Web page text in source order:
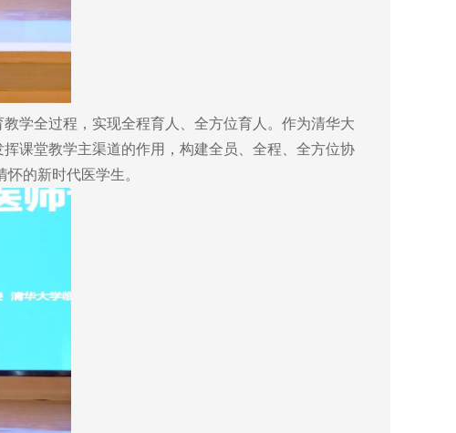
学全过程，实现全程育人、全方位育人。作为清华大
课堂教学主渠道的作用，构建全员、全程、全方位协
的新时代医学生。